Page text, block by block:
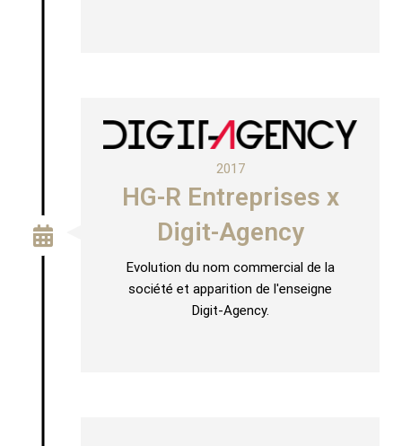
2017
HG-R Entreprises x
Digit-Agency
Evolution du nom commercial de la
société et apparition de l'enseigne
Digit-Agency.